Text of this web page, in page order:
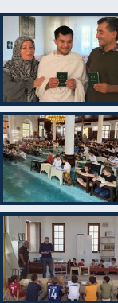
Kars
Kayseri
Kilis
Kırıkkale
Kırklareli
Kırşehir
Kocaeli